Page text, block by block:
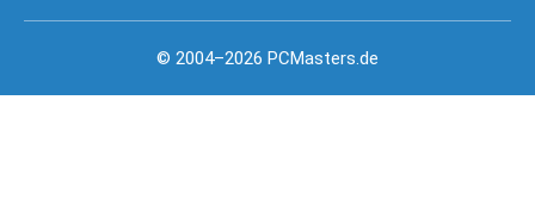
© 2004–2026 PCMasters.de